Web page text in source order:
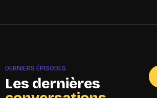
DERNIERS ÉPISODES
Les dernières